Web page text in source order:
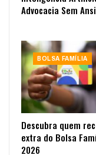
Advocacia Sem
BOLSA FAMÍLIA
Descubra quem
extra do Bolsa
2026